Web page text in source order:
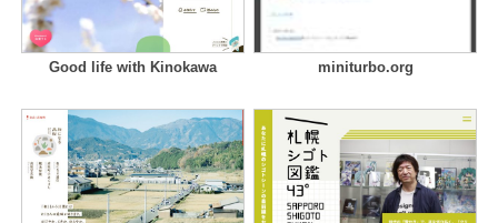
Good life with Kinokawa miniturbo.org